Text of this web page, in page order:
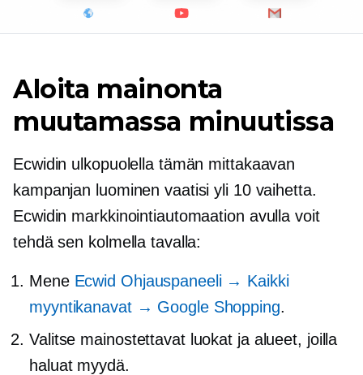
Aloita mainonta
muutamassa minuutissa
Ecwidin ulkopuolella tämän mittakaavan
kampanjan luominen vaatisi yli 10 vaihetta.
Ecwidin markkinointiautomaation avulla voit
tehdä sen kolmella tavalla:
Mene Ecwid Ohjauspaneeli → Kaikki
myyntikanavat → Google Shopping.
Valitse mainostettavat luokat ja alueet, joilla
haluat myydä.